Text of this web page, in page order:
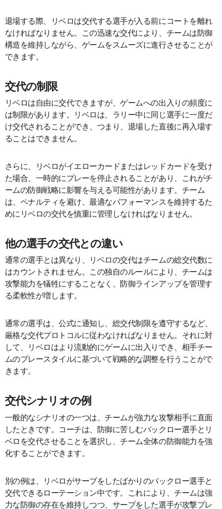
退場する際、リベロは交代する選手が入る前にコートを離れ
なければなりません。この迅速な交代により、チームは防御
構造を維持しながら、ゲームをスムーズに進行させることが
できます。
交代の制限
リベロは自由に交代できますが、ゲームへの出入りの頻度に
は制限があります。リベロは、ラリー中に同じ選手に一度だ
け交代されることができ、つまり、退場した直後に再入場す
ることはできません。
さらに、リベロがイエローカードまたはレッドカードを受け
た場合、一時的にプレーを停止されることがあり、これがチ
ームの防御戦略に影響を与える可能性があります。チーム
は、ペナルティを避け、最適なパフォーマンスを維持するた
めにリベロの交代を慎重に管理しなければなりません。
他の選手の交代との違い
通常の選手とは異なり、リベロの交代はチームの総交代数に
はカウントされません。この独自のルールにより、チームは
攻撃能力を犠牲にすることなく、防御ラインアップを管理す
る柔軟性が増します。
通常の選手は、公式に通知し、総交代制限を遵守するなど、
厳格な交代プロトコルに従わなければなりません。それに対
して、リベロはより流動的にゲームに出入りでき、相手チー
ムのプレースタイルに基づいて戦略的な調整を行うことがで
きます。
交代シナリオの例
一般的なシナリオの一つは、チームが強力な攻撃相手に直面
したときです。コーチは、防御に苦しむバックロー選手とリ
ベロを交代させることを選択し、チーム全体の防御能力を強
化することができます。
別の例は、リベロがサーブをしたばかりのバックロー選手と
交代できるローテーション中です。これにより、チームは強
力な防御の存在を維持しつつ、サーブをした選手が攻撃プレ